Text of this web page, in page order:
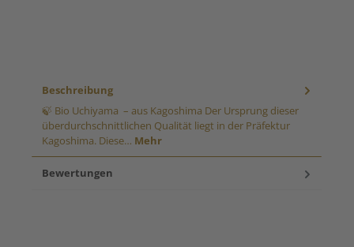
Beschreibung
🍃 Bio Uchiyama – aus Kagoshima Der Ursprung dieser
überdurchschnittlichen Qualität liegt in der Präfektur
Kagoshima. Diese… Mehr
Bewertungen